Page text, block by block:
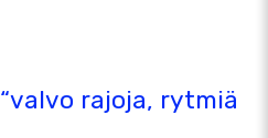
rajoja, rytmiä